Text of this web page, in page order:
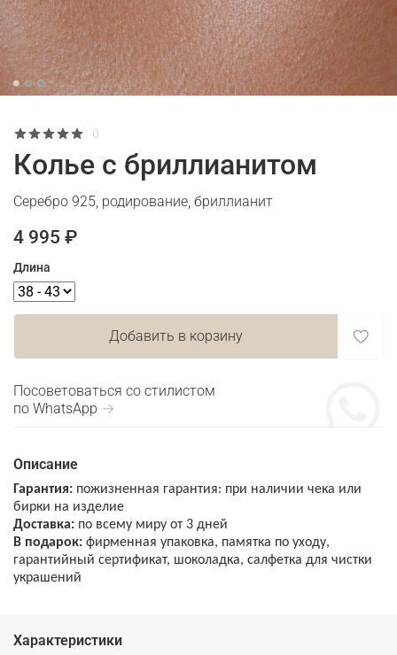
0
Колье с бриллианитом
Серебро 925, родирование, бриллианит
4 995 ₽
Длина
Добавить в корзину
Посоветоваться со стилистом
по WhatsApp →
Описание
Гарантия: пожизненная гарантия: при наличии чека или
бирки на изделие
Доставка: по всему миру от 3 дней
В подарок: фирменная упаковка, памятка по уходу,
гарантийный сертификат, шоколадка, салфетка для чистки
украшений
Характеристики